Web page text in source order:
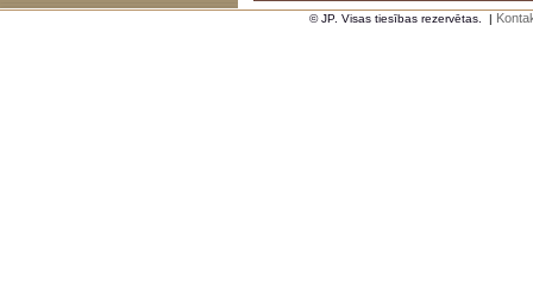
© JP. Visas tiesības rezervētas. |